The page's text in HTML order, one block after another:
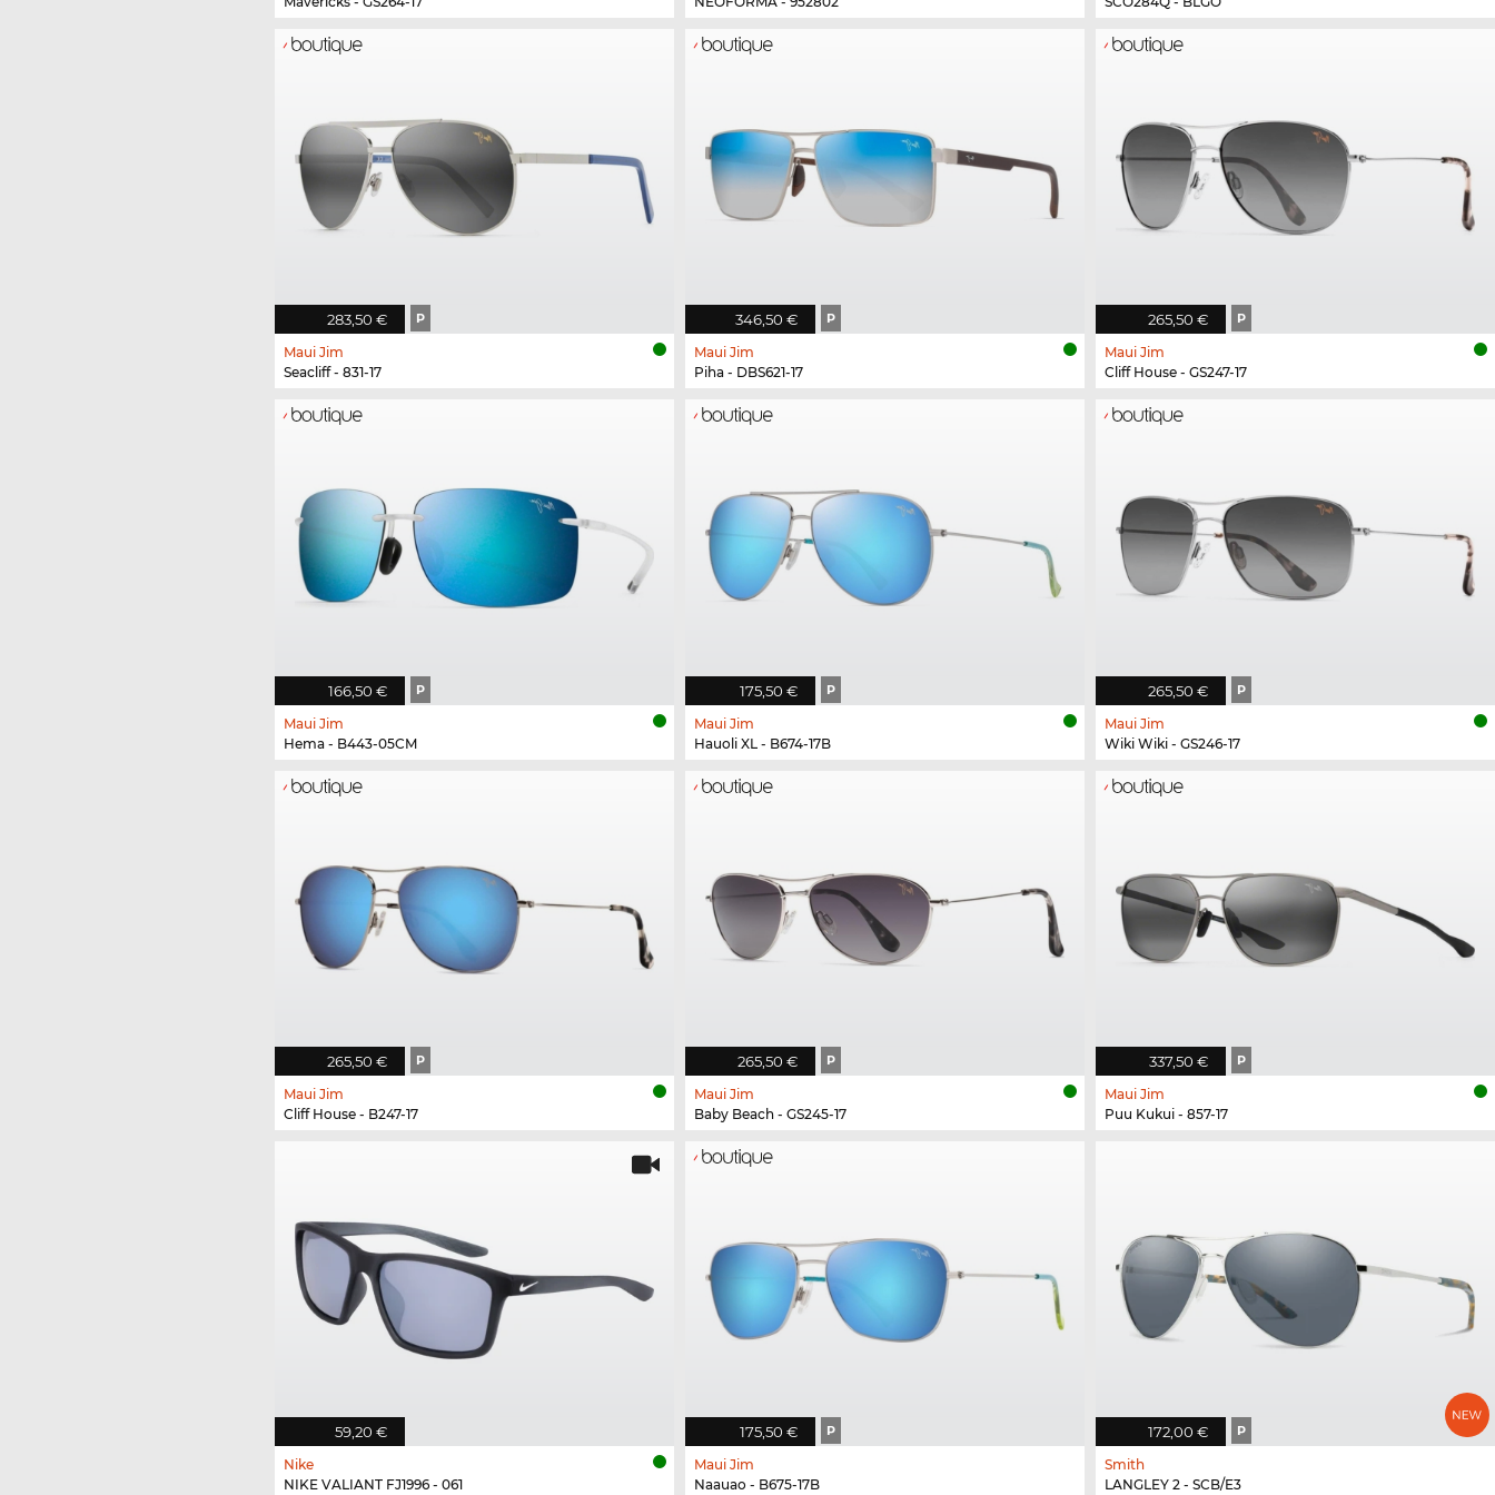
283,50 € P
Maui Jim
Seacliff - 831-17
346,50 € P
Maui Jim
Piha - DBS621-17
265,50 € P
Maui Jim
Cliff House - GS247-17
166,50 € P
Maui Jim
Hema - B443-05CM
175,50 € P
Maui Jim
Hauoli XL - B674-17B
265,50 € P
Maui Jim
Wiki Wiki - GS246-17
265,50 € P
Maui Jim
Cliff House - B247-17
265,50 € P
Maui Jim
Baby Beach - GS245-17
337,50 € P
Maui Jim
Puu Kukui - 857-17
59,20 €
Nike
NIKE VALIANT FJ1996 - 061
175,50 € P
Maui Jim
Naauao - B675-17B
172,00 € P
Smith
LANGLEY 2 - SCB/E3